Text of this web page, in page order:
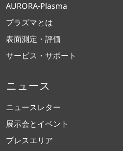
AURORA-Plasma
プラズマとは
表面測定・評価
サービス・サポート
ニュース
ニュースレター
展示会とイベント
プレスエリア